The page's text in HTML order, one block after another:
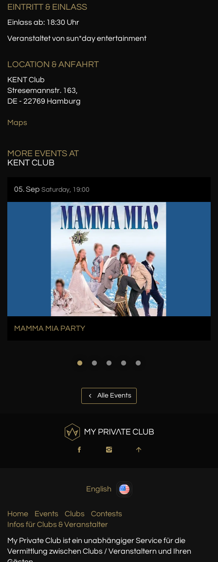
EINTRITT & EINLASS
Einlass ab: 18:30 Uhr
Veranstaltet von sun*day entertainment
LOCATION & ANFAHRT
KENT Club
Stresemannstr. 163,
DE - 22769 Hamburg
Maps
MORE EVENTS AT
KENT CLUB
05. Sep Saturday, 19:00
MAMMA MIA PARTY
Alle Events
English
Home Events Clubs
Contests
Infos für Clubs & Veranstalter
My Private Club ist ein unabhängiger Servicefür die
Vermittlung zwischen Clubs / Veranstaltern und Ihren